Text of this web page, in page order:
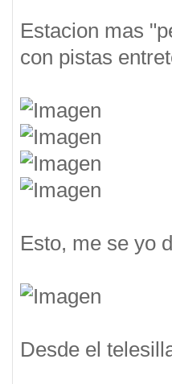
Estacion mas
con pistas
Esto, me se yo
Desde el